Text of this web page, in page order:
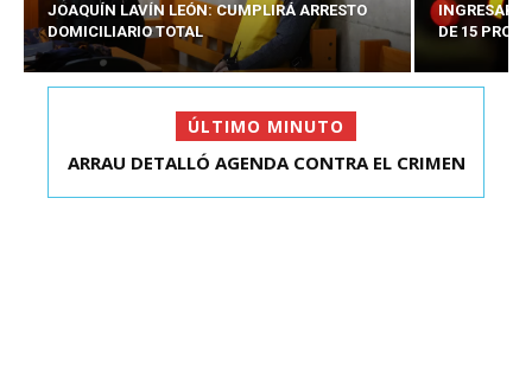
JOAQUÍN LAVÍN LEÓN: CUMPLIRÁ ARRESTO
DOMICILIARIO TOTAL
INGRESARÁ
DE 15
ÚLTIMO MINUTO
TC ADMITE A TRÁMITE Y DECLARA ADMISIBLES
ARRAU DETALLÓ AGENDA CONTRA EL CRIMEN